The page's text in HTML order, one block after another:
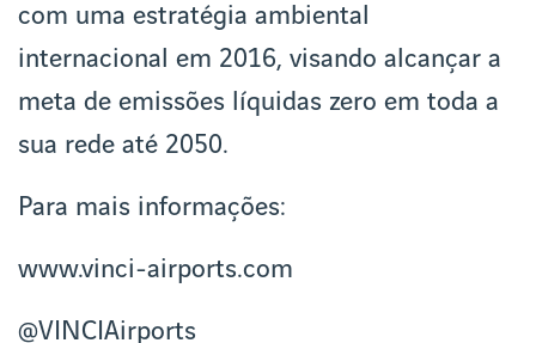
com uma estratégia ambiental
internacional em 2016, visando alcançar a
meta de emissões líquidas zero em toda a
sua rede até 2050.
Para mais informações:
www.vinci-airports.com
@VINCIAirports